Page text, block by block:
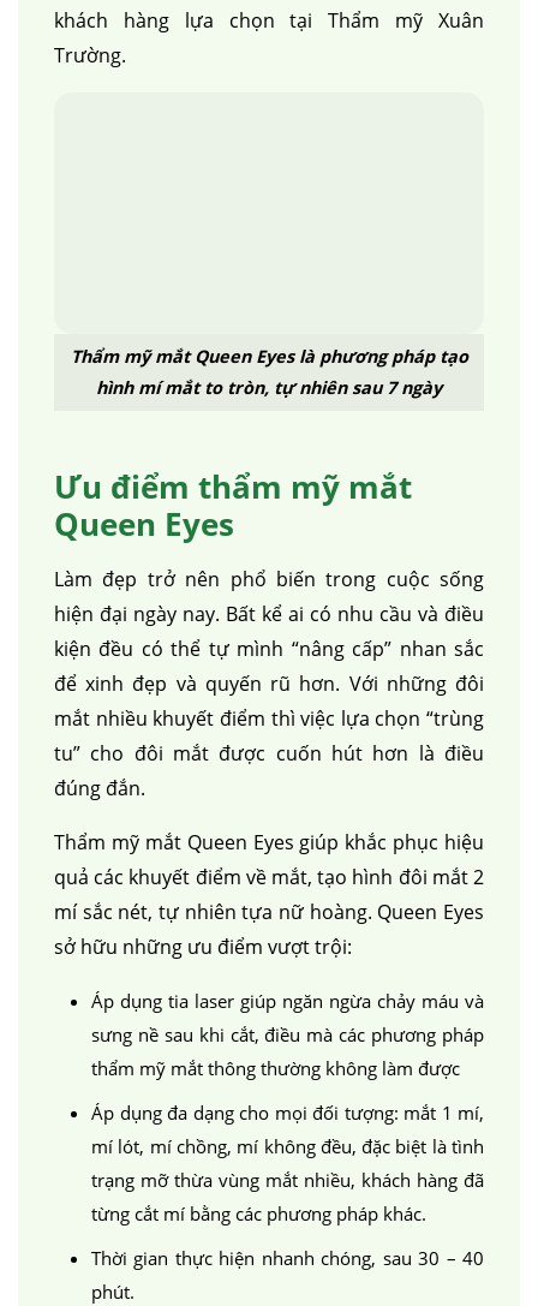
khách hàng lựa chọn tại Thẩm mỹ Xuân
Trường.
Thẩm mỹ mắt Queen Eyes là phương pháp tạo
hình mí mắt to tròn, tự nhiên sau 7 ngày
Ưu điểm thẩm mỹ mắt
Queen Eyes
Làm đẹp trở nên phổ biến trong cuộc sống
hiện đại ngày nay. Bất kể ai có nhu cầu và điều
kiện đều có thể tự mình “nâng cấp” nhan sắc
để xinh đẹp và quyến rũ hơn. Với những đôi
mắt nhiều khuyết điểm thì việc lựa chọn “trùng
tu” cho đôi mắt được cuốn hút hơn là điều
đúng đắn.
Thẩm mỹ mắt Queen Eyes giúp khắc phục hiệu
quả các khuyết điểm về mắt, tạo hình đôi mắt 2
mí sắc nét, tự nhiên tựa nữ hoàng. Queen Eyes
sở hữu những ưu điểm vượt trội:
Áp dụng tia laser giúp ngăn ngừa chảy máu và
sưng nề sau khi cắt, điều mà các phương pháp
thẩm mỹ mắt thông thường không làm được
Áp dụng đa dạng cho mọi đối tượng: mắt 1 mí,
mí lót, mí chồng, mí không đều, đặc biệt là tình
trạng mỡ thừa vùng mắt nhiều, khách hàng đã
từng cắt mí bằng các phương pháp khác.
Thời gian thực hiện nhanh chóng, sau 30 – 40
phút.